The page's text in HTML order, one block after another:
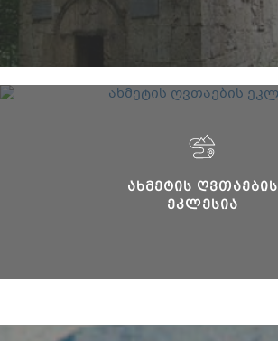
ᲐᲮᲛᲔᲢᲘᲡ ᲦᲕᲗᲐᲔᲑᲘᲡ
ᲔᲙᲚᲔᲡᲘᲐ